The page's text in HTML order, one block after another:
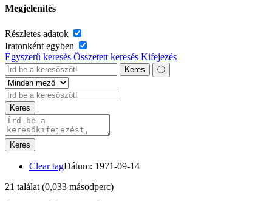
Megjelenítés
Részletes adatok
Iratonként egyben
Egyszerű keresés Összetett keresés Kifejezés
Keres ⓘ
Keres
Keres
Clear tagDátum: 1971-09-14
21 találat (0,033 másodperc)